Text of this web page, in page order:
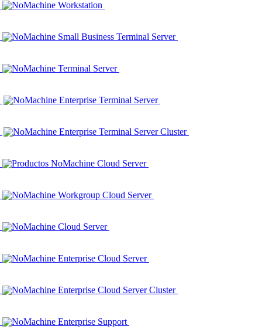
NoMachine Workstation
NoMachine Small Business Terminal Server
NoMachine Terminal Server
NoMachine Enterprise Terminal Server
NoMachine Enterprise Terminal Server Cluster
Productos NoMachine Cloud Server
NoMachine Workgroup Cloud Server
NoMachine Cloud Server
NoMachine Enterprise Cloud Server
NoMachine Enterprise Cloud Server Cluster
NoMachine Enterprise Support